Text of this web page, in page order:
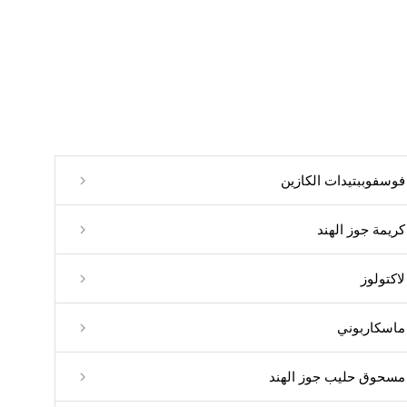
فوسفوببتيدات الكازين
كريمة جوز الهند
لاكتولوز
ماسكاربوني
مسحوق حليب جوز الهند